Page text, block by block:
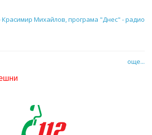
Михайлов, програма "Днес" - радио
още...